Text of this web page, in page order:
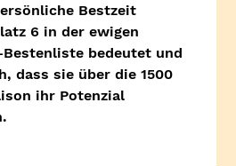
Bestzeit
6 in der ewigen
bedeutet und
dass sie über die 1500
ihr Potenzial